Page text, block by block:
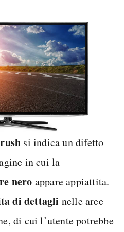
si indica un difetto
in cui la
nero appare appiattita.
di dettagli nelle aree
di cui l’utente potrebbe